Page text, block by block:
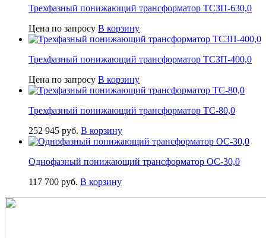
Трехфазный понижающий трансформатор ТСЗП-630,0
Цена по запросу В корзину
Трехфазный понижающий трансформатор ТСЗП-400,0
Цена по запросу В корзину
Трехфазный понижающий трансформатор ТС-80,0
252 945 руб. В корзину
Однофазный понижающий трансформатор ОС-30,0
117 700 руб. В корзину